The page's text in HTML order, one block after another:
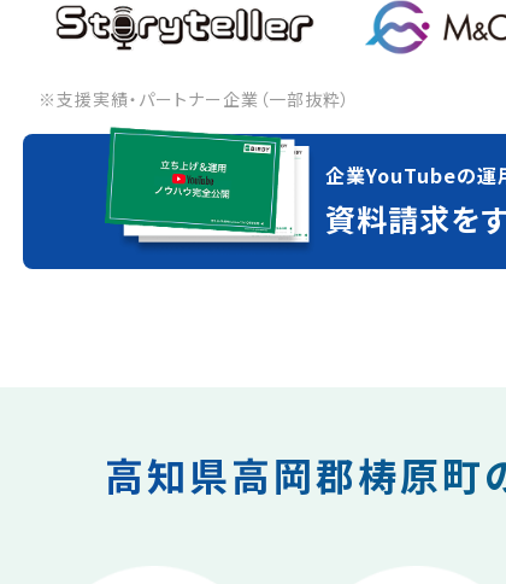
※支援実績・パートナー企業（一部抜粋）
企業YouTubeの運
資料請求を
高知県高岡郡梼原町